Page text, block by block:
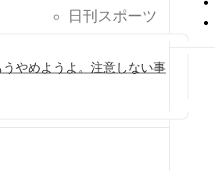
日刊スポーツ
やめようよ。注意しない事